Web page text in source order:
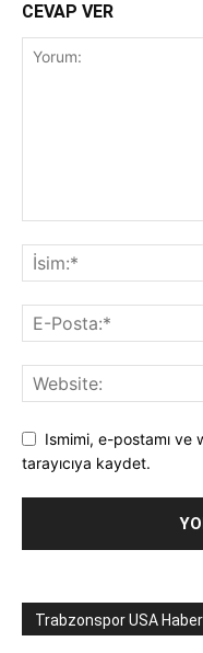
CEVAP VER
Ismimi, e-postamı ve
tarayıcıya kaydet.
Trabzonspor USA